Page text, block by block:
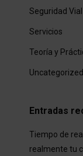
Seguridad Vial
Servicios
Teoría y
Uncategorized
Entradas
Tiempo de
realmente tu